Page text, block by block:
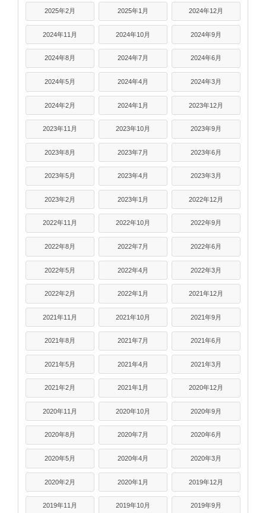
2025年2月 2025年1月 2024年12月
2024年11月 2024年10月 2024年9月
2024年8月 2024年7月 2024年6月
2024年5月 2024年4月 2024年3月
2024年2月 2024年1月 2023年12月
2023年11月 2023年10月 2023年9月
2023年8月 2023年7月 2023年6月
2023年5月 2023年4月 2023年3月
2023年2月 2023年1月 2022年12月
2022年11月 2022年10月 2022年9月
2022年8月 2022年7月 2022年6月
2022年5月 2022年4月 2022年3月
2022年2月 2022年1月 2021年12月
2021年11月 2021年10月 2021年9月
2021年8月 2021年7月 2021年6月
2021年5月 2021年4月 2021年3月
2021年2月 2021年1月 2020年12月
2020年11月 2020年10月 2020年9月
2020年8月 2020年7月 2020年6月
2020年5月 2020年4月 2020年3月
2020年2月 2020年1月 2019年12月
2019年11月 2019年10月 2019年9月